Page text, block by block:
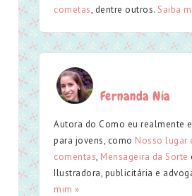
cometas, dentre outros. Saiba
Fernanda Nia
Autora do Como eu realmente
para jovens, como Nosso lugar
comentas, Mensageira da Sorte
Ilustradora, publicitária e
mim »